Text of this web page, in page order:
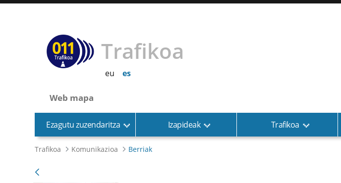
Trafikoa
eu es
Web mapa
Ezagutu zuzendaritza Izapideak Trafikoa
Trafikoa Komunikazioa Berriak